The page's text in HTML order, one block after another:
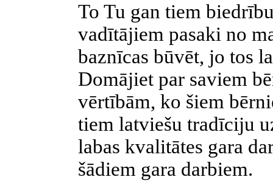
To Tu gan tiem
vadītājiem pasaki no
baznīcas būvēt, jo tos
Domājiet par saviem
vērtībām, ko šiem
tiem latviešu tradīciju
labas kvalitātes gara
šādiem gara darbiem.